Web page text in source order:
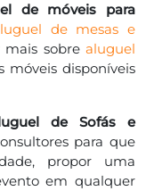
de móveis para
de mesas e
mais sobre aluguel
móveis disponíveis
de Sofás e
para que
propor uma
em qualquer